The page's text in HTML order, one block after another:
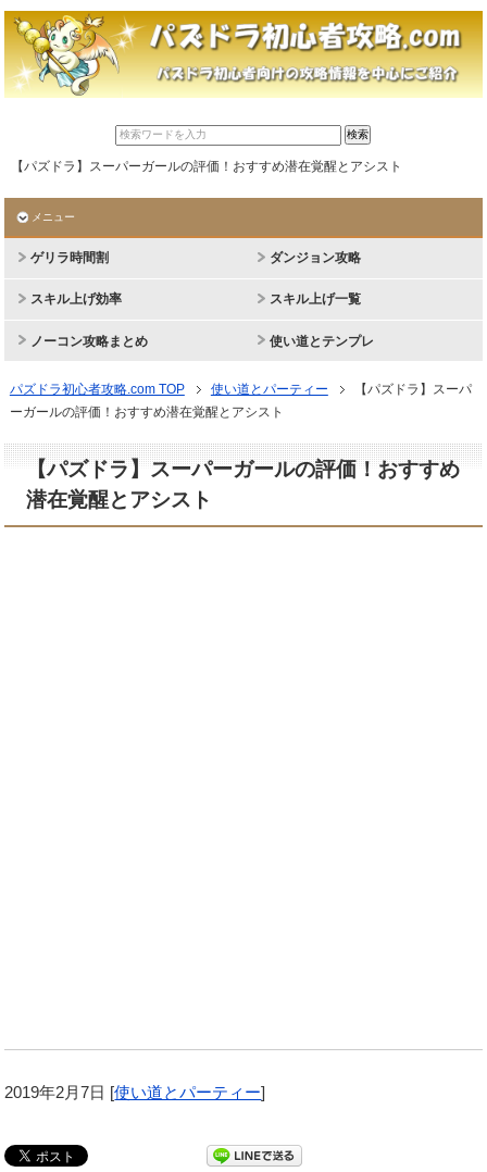
【パズドラ】スーパーガールの評価！おすすめ潜在覚醒とアシスト
メニュー
ゲリラ時間割 ダンジョン攻略
スキル上げ効率 スキル上げ一覧
ノーコン攻略まとめ 使い道とテンプレ
パズドラ初心者攻略.com TOP 使い道とパーティー
【パズドラ】スーパ
ーガールの評価！おすすめ潜在覚醒とアシスト
【パズドラ】スーパーガールの評価！おすすめ
潜在覚醒とアシスト
2019年2月7日 [使い道とパーティー]